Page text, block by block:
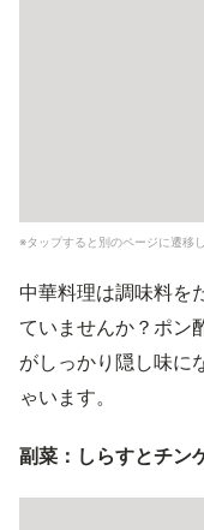
※タップすると別のページに遷移
中華料理は調味料を
ていませんか？ポン
がしっかり隠し味に
ゃいます。
副菜：しらすとチン